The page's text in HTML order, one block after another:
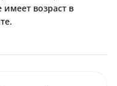
возраст в